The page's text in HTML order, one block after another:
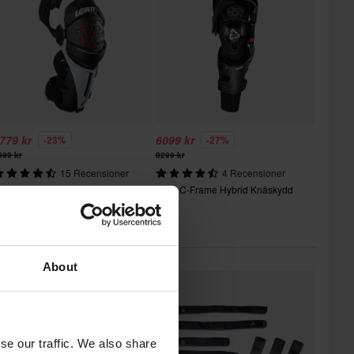
About
our traffic. We also share
kr -23%
kr
15 Recensioner
Z-Frame Knäskydd Vit
6099 kr -27%
8299 kr
4 Recensioner
Leatt C-Frame Hybrid Knäskydd
(Par)
kanske också gillar